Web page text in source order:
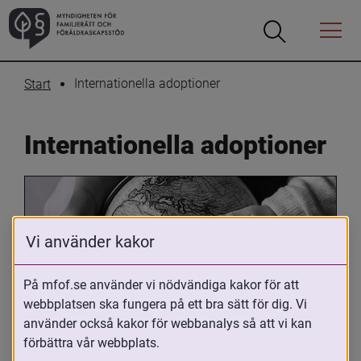
Öppna
Öppna
Menyn
Start Internationella adoptioner
Internationella adoptioner
Oavsett om du är adopterad,
adoptivförälder eller arbetar med
Vi använder kakor
På mfof.se använder vi nödvändiga kakor för att
webbplatsen ska fungera på ett bra sätt för dig. Vi
använder också kakor för webbanalys så att vi kan
förbättra vår webbplats.